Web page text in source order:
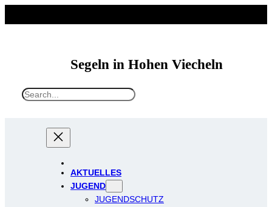
Segeln in Hohen Viecheln
S
AKTUELLES
JUGEND
JUGENDSCHUTZ